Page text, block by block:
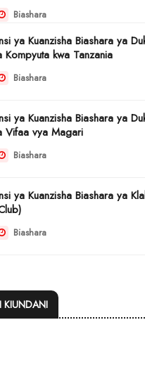
Biashara
ya Kuanzisha Biashara ya
Kompyuta kwa Tanzania
Biashara
ya Kuanzisha Biashara ya
Vifaa vya Magari
Biashara
ya Kuanzisha Biashara ya
Biashara
KIUNDANI